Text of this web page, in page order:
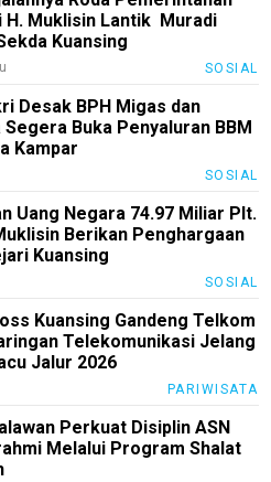
H. Muklisin Lantik Muradi
Kuansing
SOSIAL
Desak BPH Migas dan
Buka Penyaluran BBM
Kampar
SOSIAL
Uang Negara 74.97 Miliar Plt.
Berikan Penghargaan
Kuansing
SOSIAL
Kuansing Gandeng Telkom
Telekomunikasi Jelang
Jalur 2026
PARIWISATA
Perkuat Disiplin ASN
Melalui Program Shalat